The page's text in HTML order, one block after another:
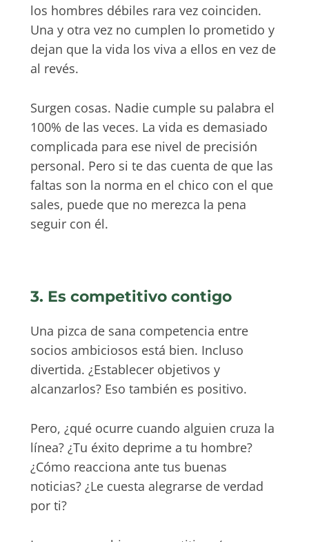
los hombres débiles rara vez coinciden.
Una y otra vez no cumplen lo prometido y
dejan que la vida los viva a ellos en vez de
al revés.
Surgen cosas. Nadie cumple su palabra el
100% de las veces. La vida es demasiado
complicada para ese nivel de precisión
personal. Pero si te das cuenta de que las
faltas son la norma en el chico con el que
sales, puede que no merezca la pena
seguir con él.
3. Es competitivo contigo
Una pizca de sana competencia entre
socios ambiciosos está bien. Incluso
divertida. ¿Establecer objetivos y
alcanzarlos? Eso también es positivo.
Pero, ¿qué ocurre cuando alguien cruza la
línea? ¿Tu éxito deprime a tu hombre?
¿Cómo reacciona ante tus buenas
noticias? ¿Le cuesta alegrarse de verdad
por ti?